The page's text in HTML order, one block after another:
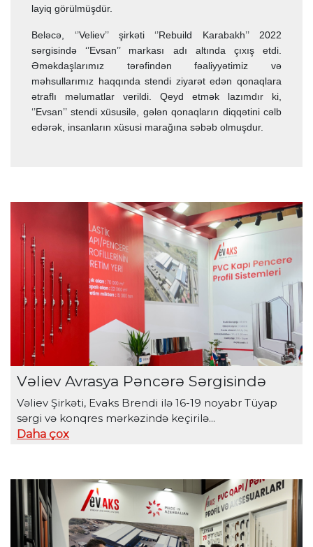
layiq görülmüşdür.
Beləcə, ‘’Veliev’’ şirkəti ‘’Rebuild Karabakh’’ 2022
sərgisində ‘’Evsan’’ markası adı altında çıxış etdi.
Əməkdaşlarımız tərəfindən fəaliyyətimiz və
məhsullarımız haqqında stendi ziyarət edən qonaqlara
ətraflı məlumatlar verildi. Qeyd etmək lazımdır ki,
‘’Evsan’’ stendi xüsusilə, gələn qonaqların diqqətini cəlb
edərək, insanların xüsusi marağına səbəb olmuşdur.
Vəliev Avrasya Pəncərə Sərgisində
Vəliev Şirkəti, Evaks Brendi ilə 16-19 noyabr Tüyap
sərgi və konqres mərkəzində keçirilə...
Daha çox